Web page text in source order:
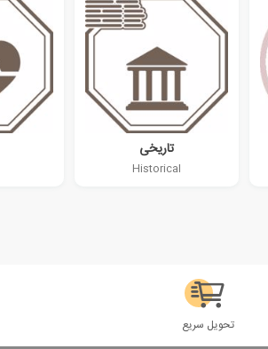
تاریخی
Historical
تحویل سریع